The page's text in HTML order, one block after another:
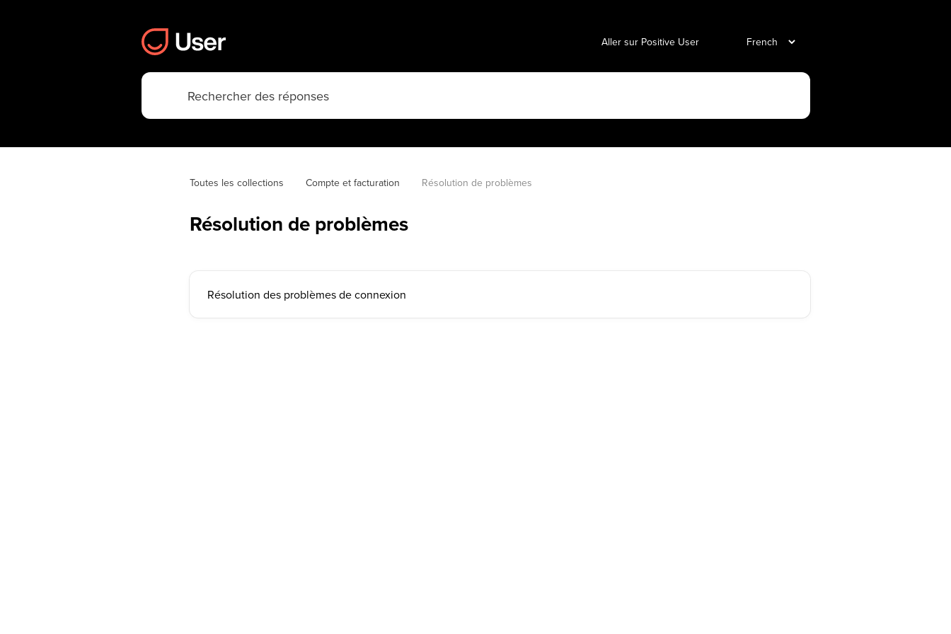
Aller sur Positive User
Toutes les collections Compte et facturation Résolution de problèmes
Résolution de problèmes
Résolution des problèmes de connexion